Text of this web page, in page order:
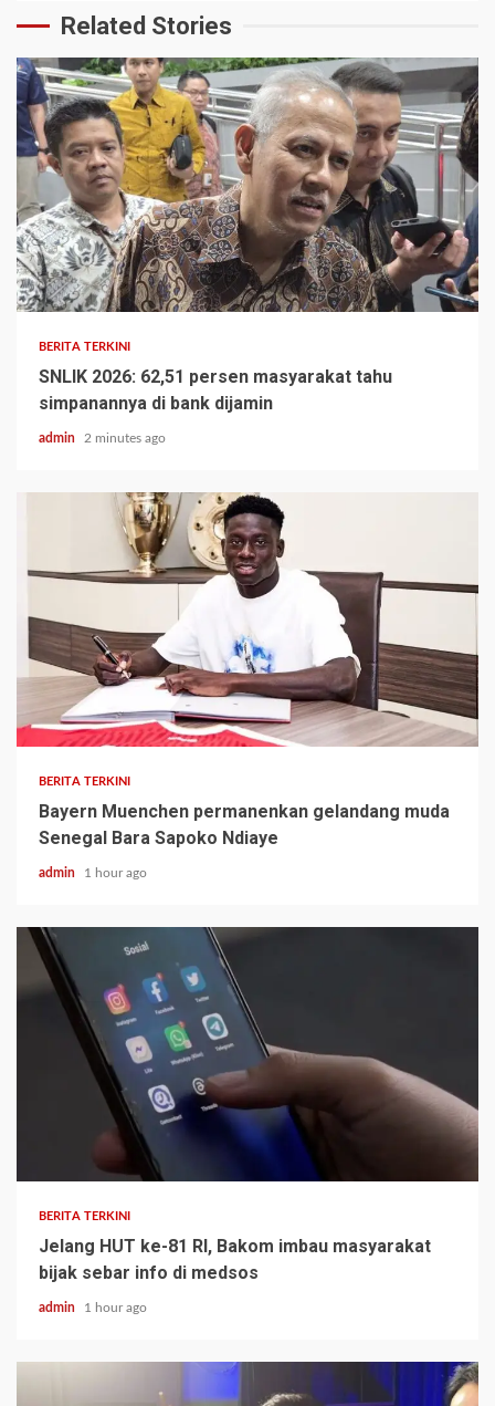
Related Stories
BERITA TERKINI
SNLIK 2026: 62,51 persen masyarakat tahu
simpanannya di bank dijamin
admin 2 minutes ago
BERITA TERKINI
Bayern Muenchen permanenkan gelandang muda
Senegal Bara Sapoko Ndiaye
admin 1 hour ago
BERITA TERKINI
Jelang HUT ke-81 RI, Bakom imbau masyarakat
bijak sebar info di medsos
admin 1 hour ago